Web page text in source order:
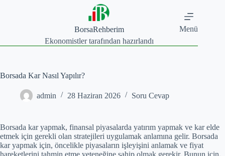
BorsaRehberim
Ekonomistler tarafından hazırlandı
Menü
Borsada Kar Nasıl Yapılır?
admin 28 Haziran 2026 Soru Cevap
Borsada kar yapmak, finansal piyasalarda yatırım yapmak ve kar elde
etmek için gerekli olan stratejileri uygulamak anlamına gelir. Borsada
kar yapmak için, öncelikle piyasaların işleyişini anlamak ve fiyat
hareketlerini tahmin etme yeteneğine sahip olmak gerekir. Bunun için,